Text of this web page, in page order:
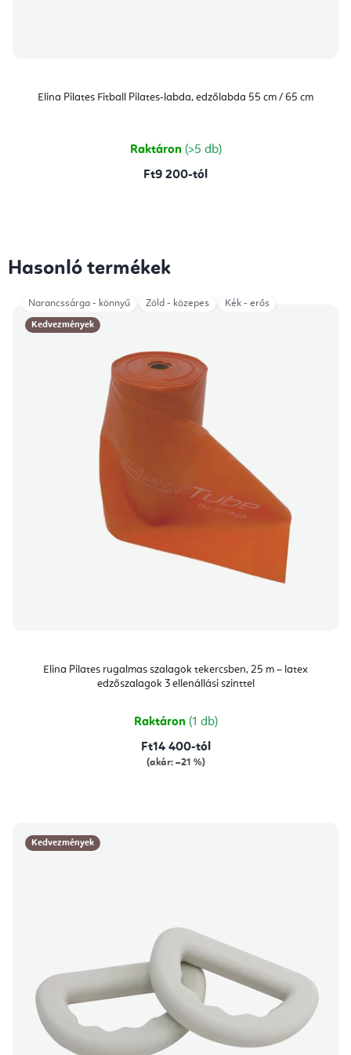
Elina Pilates Fitball Pilates-labda, edzőlabda 55 cm / 65 cm
Raktáron (>5 db)
Ft9 200-tól
Hasonló termékek
Kedvezmények
Elina Pilates rugalmas szalagok tekercsben, 25 m – latex
edzőszalagok 3 ellenállási szinttel
Raktáron (1 db)
Ft14 400-tól
(akár: –21 %)
Narancssárga - könnyű Zöld - közepes Kék - erős
Kedvezmények